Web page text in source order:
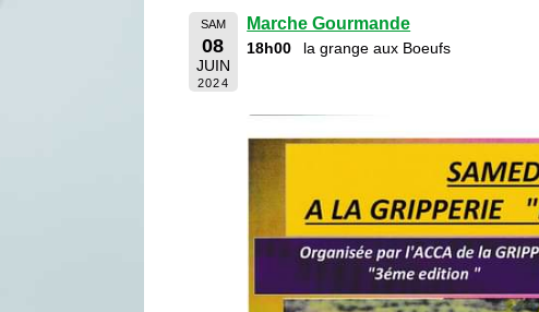
SAM
08
JUIN
2024
Marche Gourmande
18h00 la grange aux Boeufs